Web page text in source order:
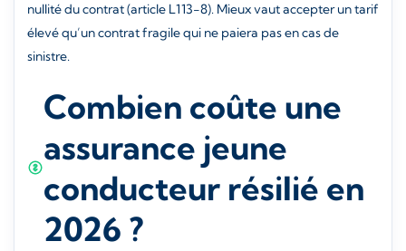
nullité du contrat (article L113-8). Mieux vaut accepter un tarif
élevé qu’un contrat fragile qui ne paiera pas en cas de
sinistre.
Combien coûte une
assurance jeune
conducteur résilié en
2026 ?